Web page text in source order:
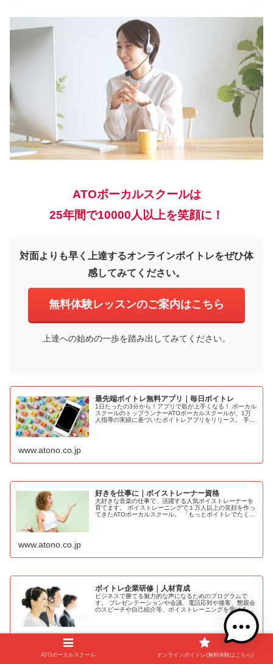
ATOボーカルスクールは
25年間で10000人以上を笑顔に！
対面よりも早く上達するオンラインボイトレをぜひ体
感してみてください。
無料体験レッスンのご案内はこちら
上達への始めの一歩を踏み出してみてください。
最先端ボイトレ無料アプリ｜毎日ボイトレ
1日たったの3分から！アプリで歌が上手くなる！ ボーカル
スクールのトップランナーATOボーカルスクールが、1万
人指導の実績に基づいたボイトレアプリをリリース。 手軽
www.atono.co.jp
好きを仕事に｜ボイストレーナー資格
大好きな音楽の仕事で、活躍する人気ボイストレーナーを
育てます。 ボイストレーニングで１万人以上の笑顔を作っ
てきたATOボーカルスクール。 「もっとボイトレでたくさ
www.atono.co.jp
ボイトレ企業研修｜人材育成
ビジネスで勝てる魅力的な声になるためのプログラムで
す。 プレゼンテーションや会議、電話応対や接客、懇親会
のスピーチや自己紹介等、ボイストレーニングを受けるこ
とで、あなたの本当に魅力的な声を最大限引き出し、ビジ
www.atono.co.jp
ATOボーカルスクール オンラインボイトレ(無料体験はこちら)